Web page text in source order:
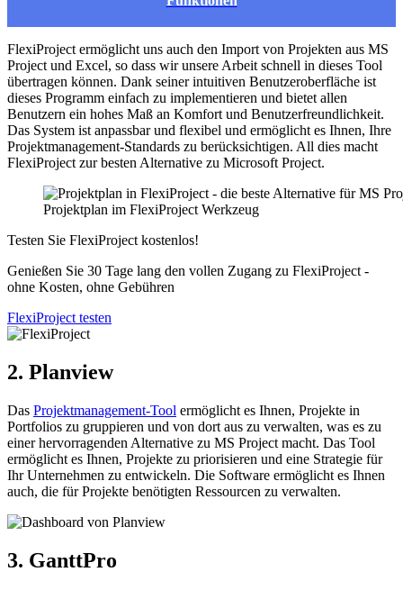
FlexiProject ermöglicht uns auch den Import von Projekten aus MS
Project und Excel, so dass wir unsere Arbeit schnell in dieses Tool
übertragen können. Dank seiner intuitiven Benutzeroberfläche ist
dieses Programm einfach zu implementieren und bietet allen
Benutzern ein hohes Maß an Komfort und Benutzerfreundlichkeit.
Das System ist anpassbar und flexibel und ermöglicht es Ihnen, Ihre
Projektmanagement-Standards zu berücksichtigen. All dies macht
FlexiProject zur besten Alternative zu Microsoft Project.
Projektplan im FlexiProject Werkzeug
Testen Sie FlexiProject kostenlos!
Genießen Sie 30 Tage lang den vollen Zugang zu FlexiProject -
ohne Kosten, ohne Gebühren
FlexiProject testen
2. Planview
Das Projektmanagement-Tool ermöglicht es Ihnen, Projekte in
Portfolios zu gruppieren und von dort aus zu verwalten, was es zu
einer hervorragenden Alternative zu MS Project macht. Das Tool
ermöglicht es Ihnen, Projekte zu priorisieren und eine Strategie für
Ihr Unternehmen zu entwickeln. Die Software ermöglicht es Ihnen
auch, die für Projekte benötigten Ressourcen zu verwalten.
3. GanttPro